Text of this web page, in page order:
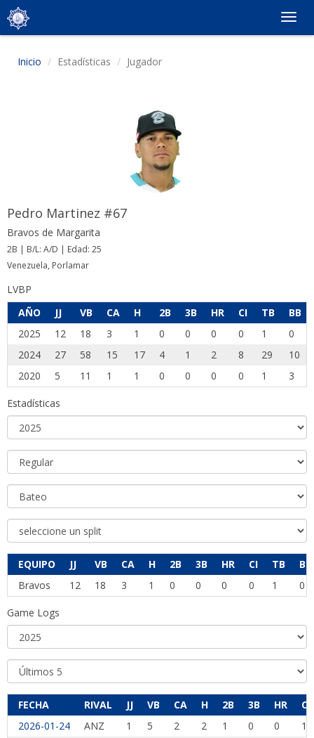
Inicio Estadísticas Jugador
Pedro Martinez #67
Bravos de Margarita
2B | B/L: A/D | Edad: 25
Venezuela, Porlamar
LVBP
AÑO
JJ VB CA H 2B 3B HR CI TB
BB
2025
12 18 3 1 0 0 0 0 1
0
2024
27 58 15 17 4 1 2 8 29
10
2020
5 11 1 1 0 0 0 0 1 3
Estadísticas
EQUIPO JJ VB CA H 2B 3B HR CI TB
BB
Bravos
12 18 3 1 0 0 0 0 1 0
Game Logs
FECHA RIVAL JJ VB CA H 2B 3B HR
CI
2026-01-24
ANZ 1 5 2 2 1 0 0
1